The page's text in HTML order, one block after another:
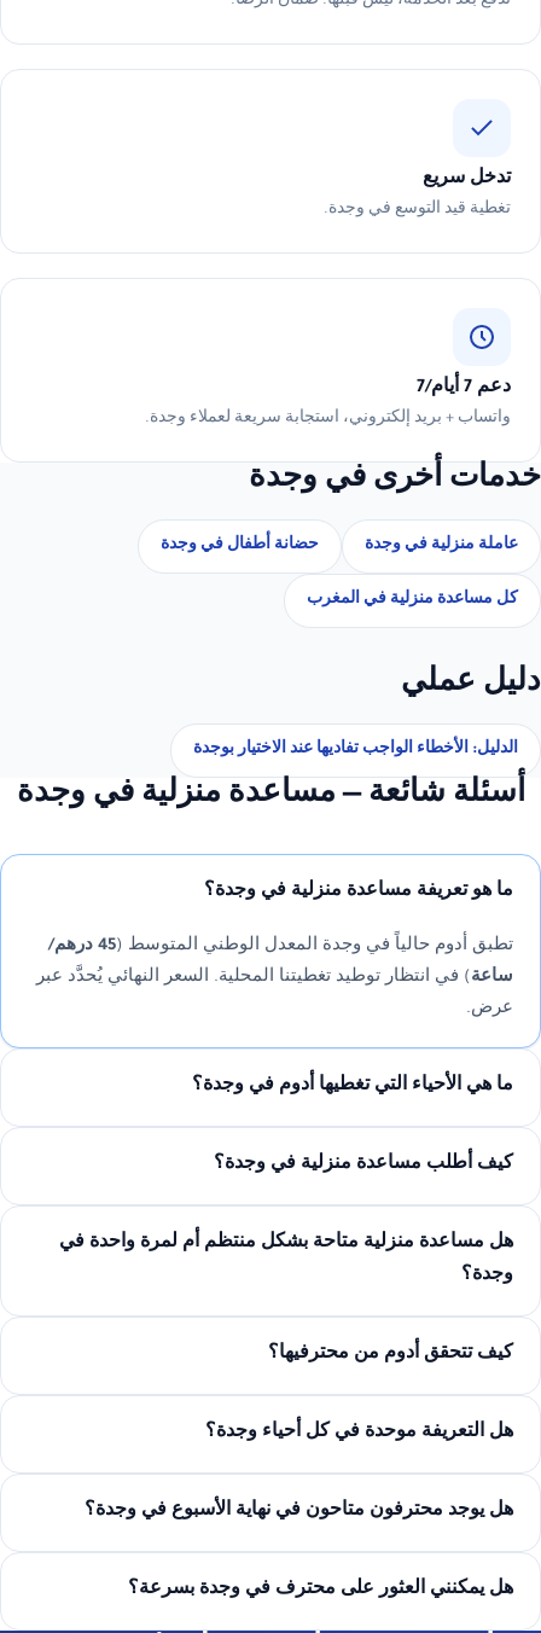
تدخل سريع
تغطية قيد التوسع في وجدة.
دعم 7 أيام/7
واتساب + بريد إلكتروني، استجابة سريعة لعملاء وجدة.
خدمات أخرى في وجدة
عاملة منزلية في وجدة حضانة أطفال في وجدة
كل مساعدة منزلية في المغرب
دليل عملي
الدليل: الأخطاء الواجب تفاديها عند الاختيار بوجدة
أسئلة شائعة — مساعدة منزلية في وجدة
ما هو تعريفة مساعدة منزلية في وجدة؟
تطبق أدوم حالياً في وجدة المعدل الوطني المتوسط (
45 درهم/
ساعة ) في انتظار توطيد تغطيتنا المحلية. السعر النهائي يُحدَّد عبر
عرض.
ما هي الأحياء التي تغطيها أدوم في وجدة؟
كيف أطلب مساعدة منزلية في وجدة؟
هل مساعدة منزلية متاحة بشكل منتظم أم لمرة واحدة في
وجدة؟
كيف تتحقق أدوم من محترفيها؟
هل التعريفة موحدة في كل أحياء وجدة؟
هل يوجد محترفون متاحون في نهاية الأسبوع في وجدة؟
هل يمكنني العثور على محترف في وجدة بسرعة؟